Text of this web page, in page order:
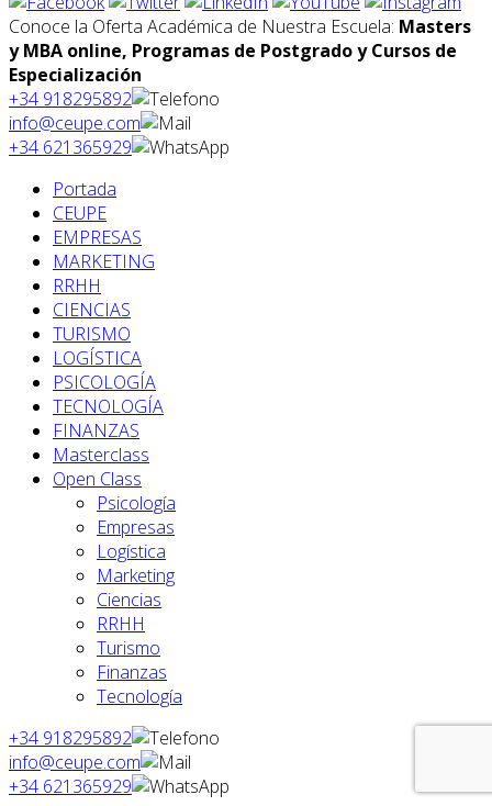
Conoce la Oferta Académica de Nuestra Escuela: Masters
y MBA online, Programas de Postgrado y Cursos de
Especialización
+34 918295892
info@ceupe.com
+34 621365929
Portada
CEUPE
EMPRESAS
MARKETING
RRHH
CIENCIAS
TURISMO
LOGÍSTICA
PSICOLOGÍA
TECNOLOGÍA
FINANZAS
Masterclass
Open Class
Psicología
Empresas
Logística
Marketing
Ciencias
RRHH
Turismo
Finanzas
Tecnología
+34 918295892
info@ceupe.com
+34 621365929